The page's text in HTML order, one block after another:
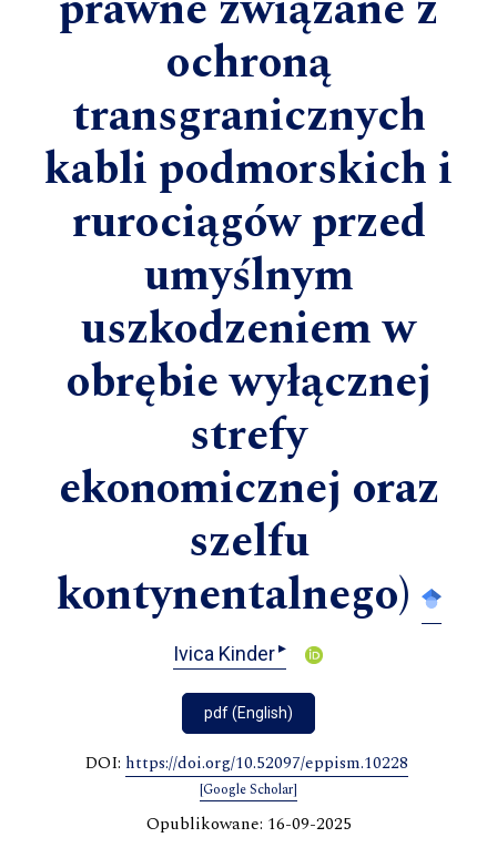
ochroną
transgranicznych
kabli podmorskich i
rurociągów przed
umyślnym
uszkodzeniem w
obrębie wyłącznej
strefy
ekonomicznej oraz
szelfu
kontynentalnego)
Ivica Kinder▸
pdf (English)
DOI: https://doi.org/10.52097/eppism.10228
[Google Scholar]
Opublikowane: 16-09-2025